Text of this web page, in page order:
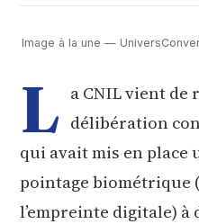
Image à la une —
L a CNIL vient de
délibération
qui avait mis en place
pointage biométrique
l’empreinte digitale) à